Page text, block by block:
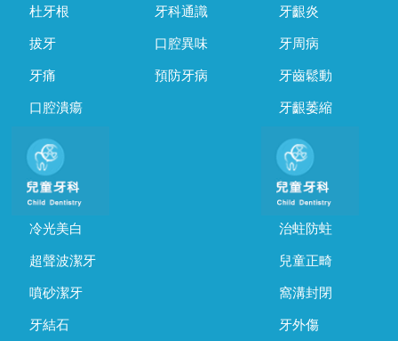
杜牙根
拔牙
牙痛
口腔潰瘍
牙科通識
口腔異味
預防牙病
牙齦炎
牙周病
牙齒鬆動
牙齦萎縮
冷光美白
超聲波潔牙
噴砂潔牙
牙結石
治蛀防蛀
兒童正畸
窩溝封閉
牙外傷